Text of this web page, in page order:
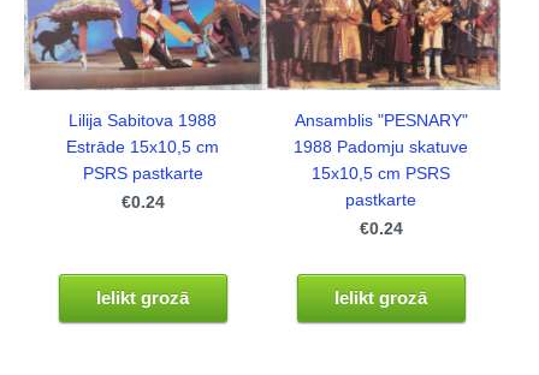
Lilija Sabitova 1988
Estrāde 15x10,5 cm
PSRS pastkarte
€0.24
Ielikt grozā
Ansamblis "PESNARY"
1988 Padomju skatuve
15x10,5 cm PSRS
pastkarte
€0.24
Ielikt grozā